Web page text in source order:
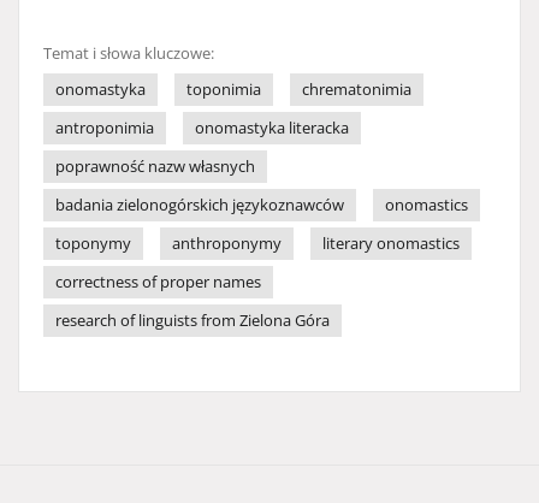
Temat i słowa kluczowe:
onomastyka
toponimia
chrematonimia
antroponimia
onomastyka literacka
poprawność nazw własnych
badania zielonogórskich językoznawców
onomastics
toponymy
anthroponymy
literary onomastics
correctness of proper names
research of linguists from Zielona Góra